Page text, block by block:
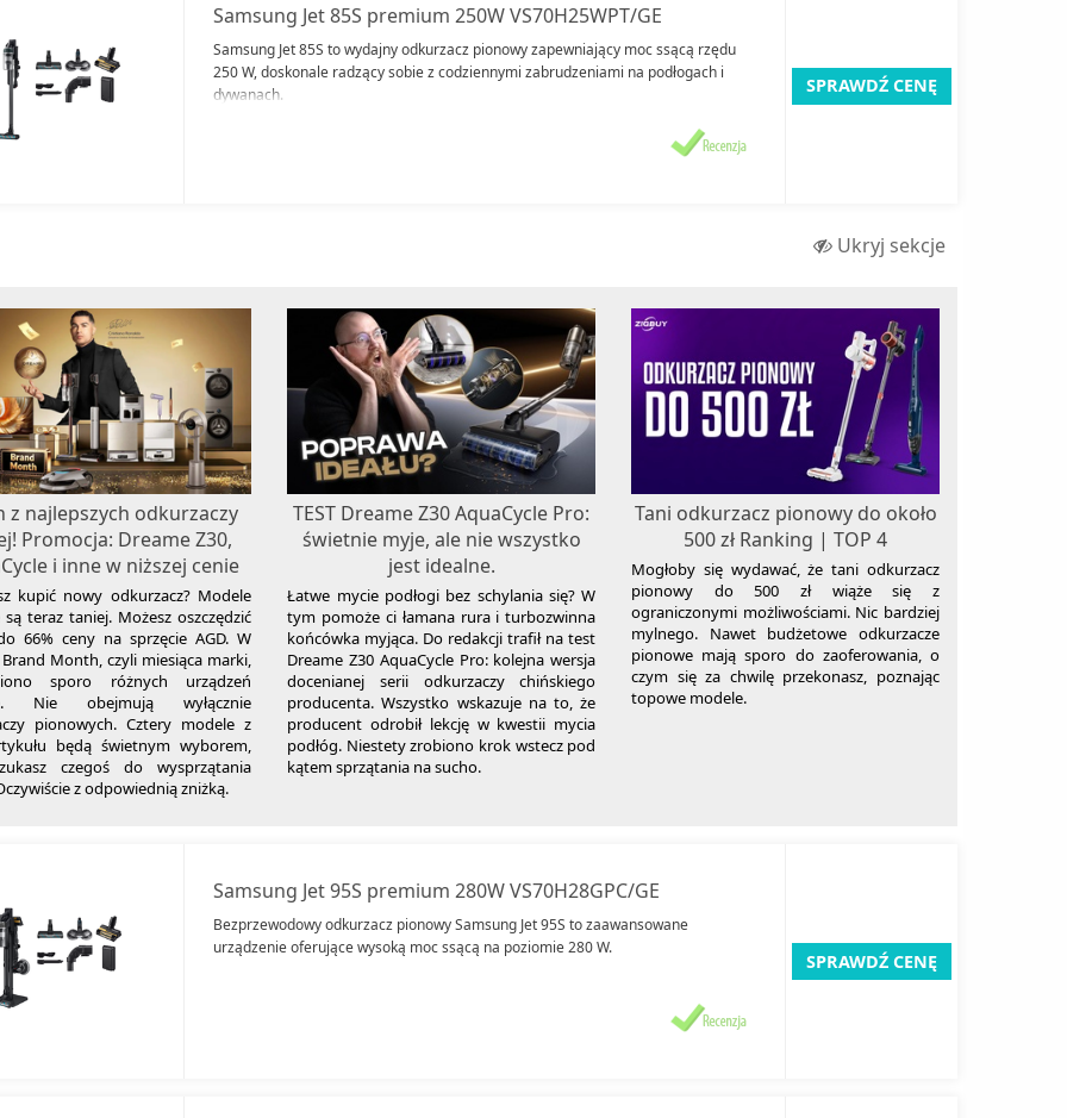
Samsung Jet 85S premium 250W VS70H25WPT/GE
Samsung Jet 85S to wydajny odkurzacz pionowy zapewniający moc ssącą rzędu
250 W, doskonale radzący sobie z codziennymi zabrudzeniami na podłogach i
dywanach.
SPRAWDŹ CENĘ
Ukryj sekcje
z najlepszych odkurzaczy
Promocja: Dreame Z30,
i inne w niższej cenie
kupić nowy odkurzacz? Modele
są teraz taniej. Możesz oszczędzić
66% ceny na sprzęcie AGD. W
Month, czyli miesiąca marki,
sporo różnych urządzeń
Nie obejmują wyłącznie
pionowych. Cztery modele z
będą świetnym wyborem,
czegoś do wysprzątania
z odpowiednią zniżką.
TEST Dreame Z30 AquaCycle Pro:
świetnie myje, ale nie wszystko
jest idealne.
Łatwe mycie podłogi bez schylania się? W
tym pomoże ci łamana rura i turbozwinna
końcówka myjąca. Do redakcji trafił na test
Dreame Z30 AquaCycle Pro: kolejna wersja
docenianej serii odkurzaczy chińskiego
producenta. Wszystko wskazuje na to, że
producent odrobił lekcję w kwestii mycia
podłóg. Niestety zrobiono krok wstecz pod
kątem sprzątania na sucho.
Tani odkurzacz pionowy do około
500 zł Ranking | TOP 4
Mogłoby się wydawać, że tani odkurzacz
pionowy do 500 zł wiąże się z
ograniczonymi możliwościami. Nic bardziej
mylnego. Nawet budżetowe odkurzacze
pionowe mają sporo do zaoferowania, o
czym się za chwilę przekonasz, poznając
topowe modele.
Samsung Jet 95S premium 280W VS70H28GPC/GE
Bezprzewodowy odkurzacz pionowy Samsung Jet 95S to zaawansowane
urządzenie oferujące wysoką moc ssącą na poziomie 280 W.
SPRAWDŹ CENĘ